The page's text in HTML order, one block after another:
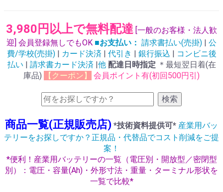
3,980円以上で無料配達 [一般のお客様・法人歓
迎] 会員登録無しでもOK ■お支払い： 請求書払い(売掛) | 公
費/学校(売掛) | カード決済 | 代引き | 銀行振込 | コンビニ後
払い | 請求書カード決済 |他 配達日時指定 ＊最短翌日着(在
庫品)
【クーポン】 会員ポイント有(初回500円引)
検索
商品一覧(正規販売店) *技術資料提供可* 産業用バッ
テリーをお探しですか？正規品・代替品でコスト削減をご提
案！
*便利！産業用バッテリーの一覧（電圧別・開放型／密閉型
別）：電圧・容量(Ah)・外形寸法・重量・ターミナル形状を
一覧で比較*